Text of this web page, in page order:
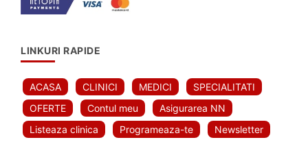
LINKURI RAPIDE
ACASA CLINICI MEDICI
SPECIALITATI
OFERTE
Contul meu
Asigurarea NN
Listeaza clinica
Programeaza-te Newsletter